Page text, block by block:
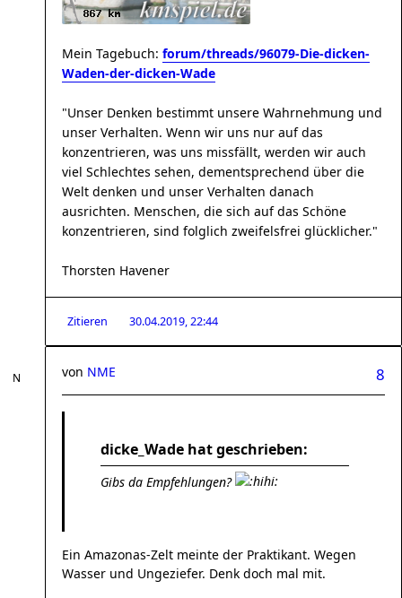
Mein Tagebuch: forum/threads/96079-Die-dicken-
Waden-der-dicken-Wade
"Unser Denken bestimmt unsere Wahrnehmung und
unser Verhalten. Wenn wir uns nur auf das
konzentrieren, was uns missfällt, werden wir auch
viel Schlechtes sehen, dementsprechend über die
Welt denken und unser Verhalten danach
ausrichten. Menschen, die sich auf das Schöne
konzentrieren, sind folglich zweifelsfrei glücklicher."
Thorsten Havener
Zitieren 30.04.2019, 22:44
8
von NME
dicke_Wade hat geschrieben:
Gibs da Empfehlungen?
Ein Amazonas-Zelt meinte der Praktikant. Wegen
Wasser und Ungeziefer. Denk doch mal mit.